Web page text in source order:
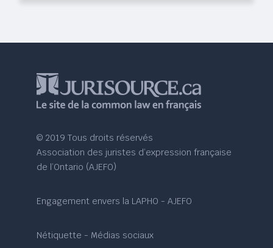
© 2019 Tous droits réservés
Association des juristes d’expression française
de l’Ontario (AJEFO)
Engagement envers la LAPHO - AJEFO
Nétiquette - Médias sociaux